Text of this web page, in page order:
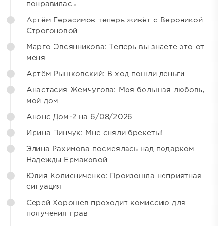
понравилась
Артём Герасимов теперь живёт с Вероникой
Строгоновой
Марго Овсянникова: Теперь вы знаете это от
меня
Артём Рышковский: В ход пошли деньги
Анастасия Жемчугова: Моя большая любовь,
мой дом
Анонс Дом-2 на 6/08/2026
Ирина Пинчук: Мне сняли брекеты!
Элина Рахимова посмеялась над подарком
Надежды Ермаковой
Юлия Колисниченко: Произошла неприятная
ситуация
Серей Хорошев проходит комиссию для
получения прав